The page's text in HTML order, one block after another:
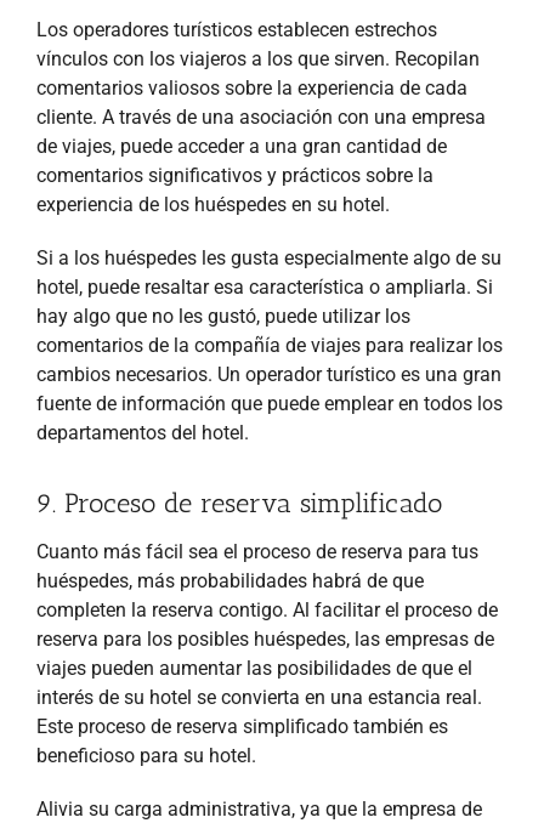
Los operadores turísticos establecen estrechos
vínculos con los viajeros a los que sirven. Recopilan
comentarios valiosos sobre la experiencia de cada
cliente. A través de una asociación con una empresa
de viajes, puede acceder a una gran cantidad de
comentarios significativos y prácticos sobre la
experiencia de los huéspedes en su hotel.
Si a los huéspedes les gusta especialmente algo de su
hotel, puede resaltar esa característica o ampliarla. Si
hay algo que no les gustó, puede utilizar los
comentarios de la compañía de viajes para realizar los
cambios necesarios. Un operador turístico es una gran
fuente de información que puede emplear en todos los
departamentos del hotel.
9. Proceso de reserva simplificado
Cuanto más fácil sea el proceso de reserva para tus
huéspedes, más probabilidades habrá de que
completen la reserva contigo. Al facilitar el proceso de
reserva para los posibles huéspedes, las empresas de
viajes pueden aumentar las posibilidades de que el
interés de su hotel se convierta en una estancia real.
Este proceso de reserva simplificado también es
beneficioso para su hotel.
Alivia su carga administrativa, ya que la empresa de